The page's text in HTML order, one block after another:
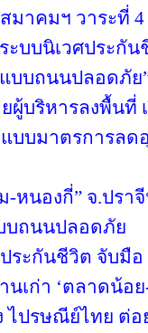
มาคมฯ วาระที่
ะบบนิเวศประกัน
บถนนปลอดภัย
ผู้บริหารลงพื้นที่
บบมาตรการลด
หนองกี่” จ.ปรา
บถนนปลอดภัย
ะกันชีวิต จับมือ
เก่า ‘ตลาดน้อย
ไปรษณีย์ไทย ต่